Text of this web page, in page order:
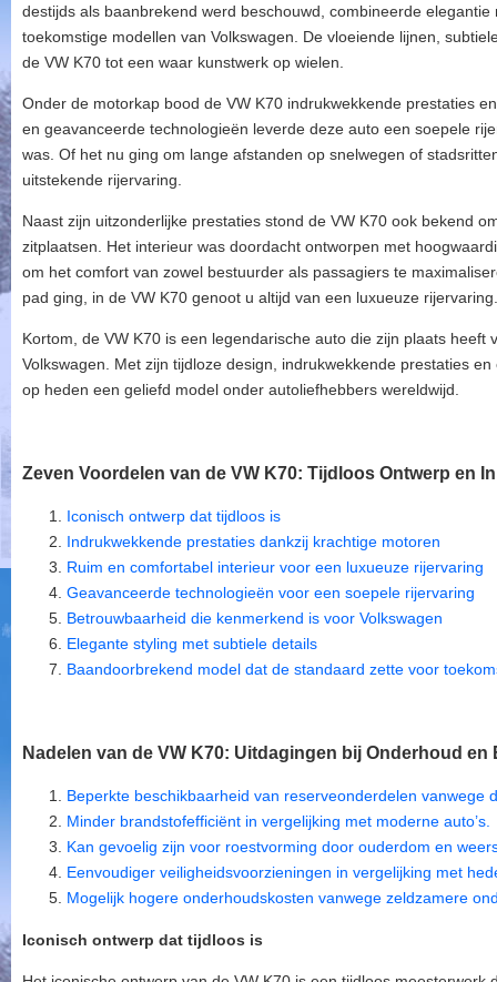
destijds als baanbrekend werd beschouwd, combineerde
toekomstige modellen van Volkswagen. De vloeiende lijnen,
de VW K70 tot een waar kunstwerk op wielen.
Onder de motorkap bood de VW K70 indrukwekkende prestaties
en geavanceerde technologieën leverde deze auto een soepele
was. Of het nu ging om lange afstanden op snelwegen of
uitstekende rijervaring.
Naast zijn uitzonderlijke prestaties stond de VW K70 ook bekend
zitplaatsen. Het interieur was doordacht ontworpen met
om het comfort van zowel bestuurder als passagiers te
pad ging, in de VW K70 genoot u altijd van een luxueuze rijervaring.
Kortom, de VW K70 is een legendarische auto die zijn plaats heeft
Volkswagen. Met zijn tijdloze design, indrukwekkende prestaties
op heden een geliefd model onder autoliefhebbers wereldwijd.
Zeven Voordelen van de VW K70: Tijdloos Ontwerp en
Iconisch ontwerp dat tijdloos is
Indrukwekkende prestaties dankzij krachtige motoren
Ruim en comfortabel interieur voor een luxueuze rijervaring
Geavanceerde technologieën voor een soepele rijervaring
Betrouwbaarheid die kenmerkend is voor Volkswagen
Elegante styling met subtiele details
Baandoorbrekend model dat de standaard zette voor
Nadelen van de VW K70: Uitdagingen bij Onderhoud en
Beperkte beschikbaarheid van reserveonderdelen vanwege
Minder brandstofefficiënt in vergelijking met moderne auto’s.
Kan gevoelig zijn voor roestvorming door ouderdom en
Eenvoudiger veiligheidsvoorzieningen in vergelijking met
Mogelijk hogere onderhoudskosten vanwege zeldzamere
Iconisch ontwerp dat tijdloos is